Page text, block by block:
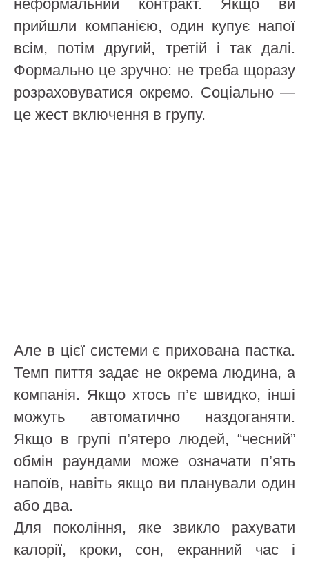
неформальний контракт. Якщо ви
прийшли компанією, один купує напої
всім, потім другий, третій і так далі.
Формально це зручно: не треба щоразу
розраховуватися окремо. Соціально —
це жест включення в групу.
Але в цієї системи є прихована пастка.
Темп пиття задає не окрема людина, а
компанія. Якщо хтось п’є швидко, інші
можуть автоматично наздоганяти.
Якщо в групі п’ятеро людей, “чесний”
обмін раундами може означати п’ять
напоїв, навіть якщо ви планували один
або два.
Для покоління, яке звикло рахувати
калорії, кроки, сон, екранний час і